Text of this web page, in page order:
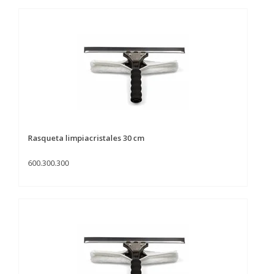
Rasqueta limpiacristales 30 cm
600.300.300